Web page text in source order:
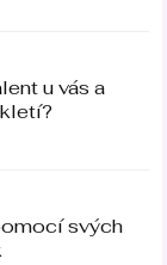
u vás a
svých